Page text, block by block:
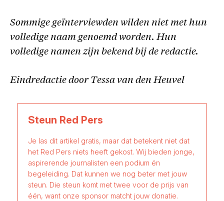
Sommige geïnterviewden wilden niet met hun
volledige naam genoemd worden. Hun
volledige namen zijn bekend bij de redactie.
Eindredactie door Tessa van den Heuvel
Steun Red Pers
Je las dit artikel gratis, maar dat betekent niet dat
het Red Pers niets heeft gekost. Wij bieden jonge,
aspirerende journalisten een podium én
begeleiding. Dat kunnen we nog beter met jouw
steun. Die steun komt met twee voor de prijs van
één, want onze sponsor matcht jouw donatie.